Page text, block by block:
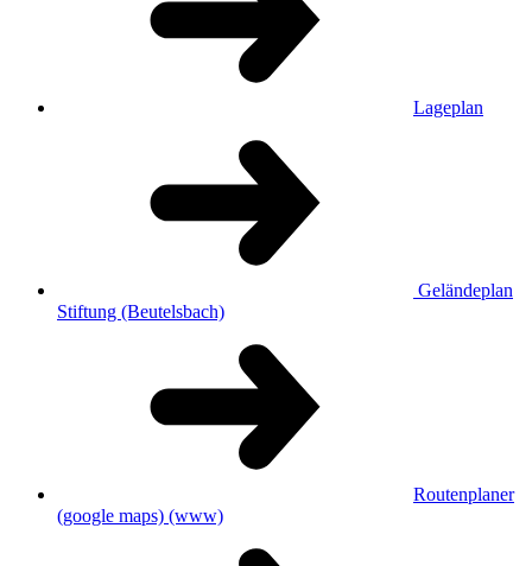
Lageplan
Geländeplan
Stiftung (Beutelsbach)
Routenplaner
(google maps) (www)